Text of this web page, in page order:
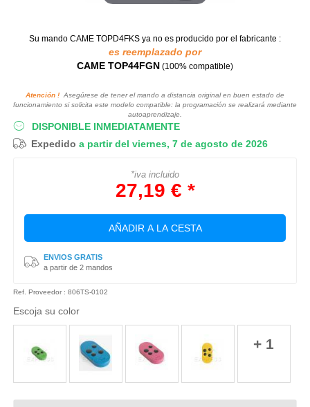
Su mando CAME TOPD4FKS ya no es producido por el fabricante :
es reemplazado por
CAME TOP44FGN (100% compatible)
Atención ! Asegúrese de tener el mando a distancia original en buen estado de
funcionamiento si solicita este modelo compatible: la programación se realizará mediante
autoaprendizaje.
DISPONIBLE INMEDIATAMENTE
Expedido a partir del viernes, 7 de agosto de 2026
*iva incluido
27,19 € *
AÑADIR A LA CESTA
ENVIOS GRATIS
a partir de 2 mandos
Ref. Proveedor : 806TS-0102
Escoja su color
+ 1